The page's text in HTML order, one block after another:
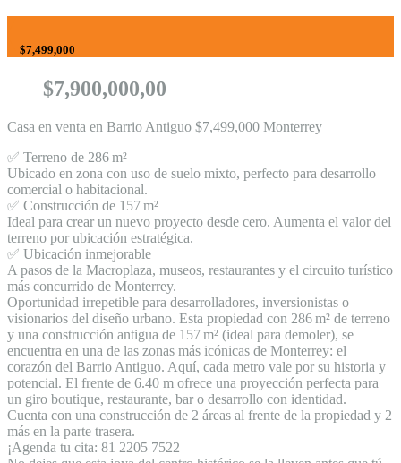
$7,499,000
$7,900,000,00
Casa en venta en Barrio Antiguo $7,499,000 Monterrey
✅ Terreno de 286 m²
Ubicado en zona con uso de suelo mixto, perfecto para desarrollo
comercial o habitacional.
✅ Construcción de 157 m²
Ideal para crear un nuevo proyecto desde cero. Aumenta el valor del
terreno por ubicación estratégica.
✅ Ubicación inmejorable
A pasos de la Macroplaza, museos, restaurantes y el circuito turístico
más concurrido de Monterrey.
Oportunidad irrepetible para desarrolladores, inversionistas o
visionarios del diseño urbano. Esta propiedad con 286 m² de terreno
y una construcción antigua de 157 m² (ideal para demoler), se
encuentra en una de las zonas más icónicas de Monterrey: el
corazón del Barrio Antiguo. Aquí, cada metro vale por su historia y
potencial. El frente de 6.40 m ofrece una proyección perfecta para
un giro boutique, restaurante, bar o desarrollo con identidad.
Cuenta con una construcción de 2 áreas al frente de la propiedad y 2
más en la parte trasera.
¡Agenda tu cita: 81 2205 7522